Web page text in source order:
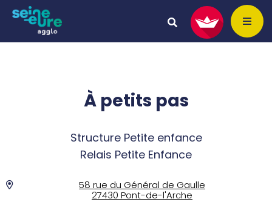
À petits pas
Structure Petite enfance
Relais Petite Enfance
58 rue du Général de Gaulle
27430 Pont-de-l'Arche